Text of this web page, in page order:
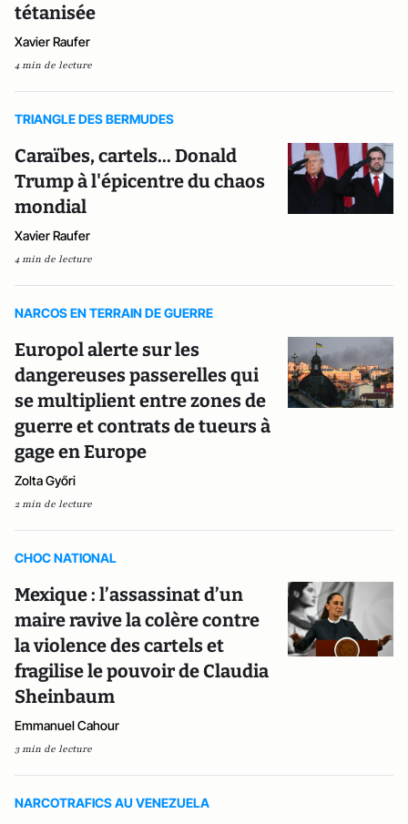
tétanisée
Xavier Raufer
4 min de lecture
TRIANGLE DES BERMUDES
Caraïbes, cartels... Donald
Trump à l'épicentre du chaos
mondial
Xavier Raufer
4 min de lecture
NARCOS EN TERRAIN DE GUERRE
Europol alerte sur les
dangereuses passerelles qui
se multiplient entre zones de
guerre et contrats de tueurs à
gage en Europe
Zolta Győri
2 min de lecture
CHOC NATIONAL
Mexique : l’assassinat d’un
maire ravive la colère contre
la violence des cartels et
fragilise le pouvoir de Claudia
Sheinbaum
Emmanuel Cahour
3 min de lecture
NARCOTRAFICS AU VENEZUELA